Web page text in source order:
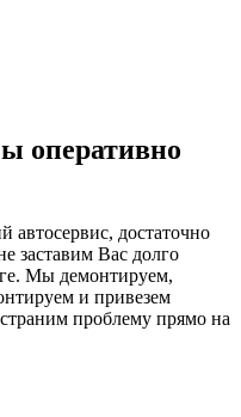
оперативно
автосервис, достаточно
заставим Вас долго
Мы демонтируем,
и привезем
проблему прямо на